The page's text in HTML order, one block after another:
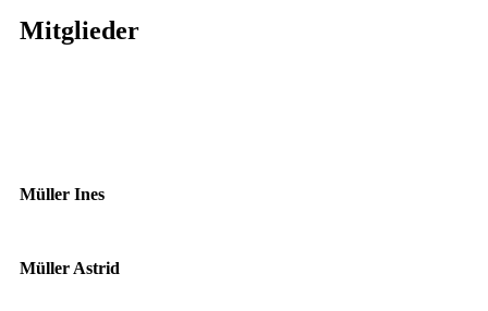
Mitglieder
Müller Ines
Müller Astrid